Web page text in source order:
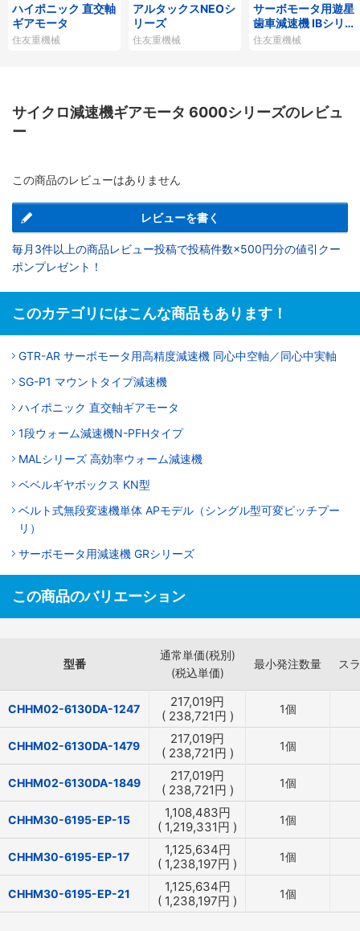
ハイポニック 直交軸
ギアモータ
住友重機械
アルタックスNEOシ
リーズ
住友重機械
サーボモータ用遊星
歯車減速機 IBシリー
ズP1タイプ
住友重機械
サイクロ減速機ギアモータ 6000シリーズのレビュ
ー
この商品のレビューはありません
レビューを書く
毎月3件以上の商品レビュー投稿で投稿件数×500円分の値引クー
ポンプレゼント！
このカテゴリにはこんな商品もあります！
GTR-AR サーボモータ用高精度減速機 同心中空軸／同心中実軸
SG-P1 マウントタイプ減速機
ハイポニック 直交軸ギアモータ
1段ウォーム減速機N-PFHタイプ
MALシリーズ 高効率ウォーム減速機
ベベルギヤボックス KN型
ベルト式無段変速機単体 APモデル（シングル型可変ピッチプー
リ）
サーボモータ用減速機 GRシリーズ
この商品のバリエーション
型番
通常単価(税別)
(税込単価)
最小発注数量 ス
CHHM02-6130DA-1247 217,019円
( 238,721円 ) 1個
CHHM02-6130DA-1479 217,019円
( 238,721円 ) 1個
CHHM02-6130DA-1849 217,019円
( 238,721円 ) 1個
CHHM30-6195-EP-15 1,108,483円
( 1,219,331円 ) 1個
CHHM30-6195-EP-17 1,125,634円
( 1,238,197円 ) 1個
CHHM30-6195-EP-21 1,125,634円
( 1,238,197円 ) 1個